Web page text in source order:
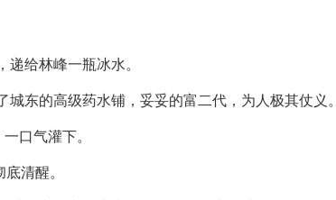
给林峰一瓶冰水。
东的高级药水铺，妥妥的富二代，为人极其仗义。
口气灌下。
清醒。